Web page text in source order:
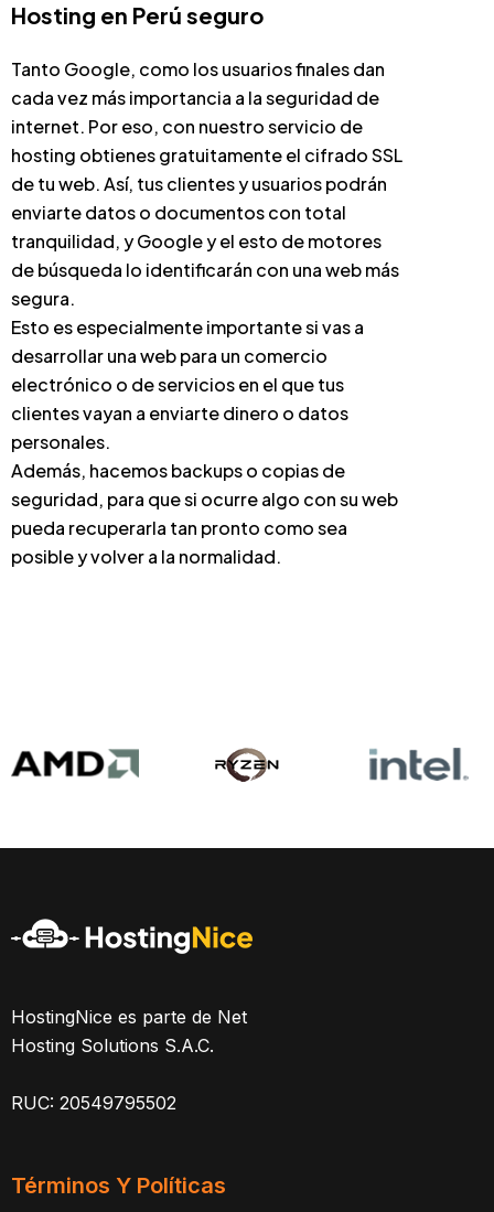
Hosting en Perú seguro
Tanto Google, como los usuarios finales dan
cada vez más importancia a la seguridad de
internet. Por eso, con nuestro servicio de
hosting obtienes gratuitamente el cifrado SSL
de tu web. Así, tus clientes y usuarios podrán
enviarte datos o documentos con total
tranquilidad, y Google y el esto de motores
de búsqueda lo identificarán con una web más
segura.
Esto es especialmente importante si vas a
desarrollar una web para un comercio
electrónico o de servicios en el que tus
clientes vayan a enviarte dinero o datos
personales.
Además, hacemos backups o copias de
seguridad, para que si ocurre algo con su web
pueda recuperarla tan pronto como sea
posible y volver a la normalidad.
HostingNice es parte de Net
Hosting Solutions S.A.C.
RUC: 20549795502
Términos Y Políticas